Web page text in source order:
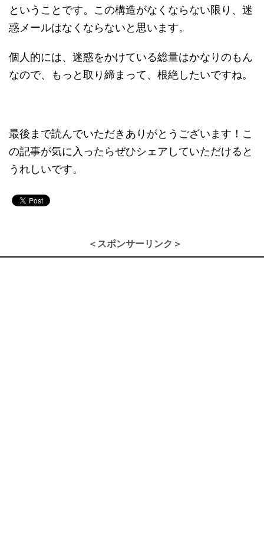
ということです。この構造がなくならない限り、迷
惑メールはなくならないと思います。
個人的には、迷惑をかけている総量はかなりのもん
なので、もっと取り締まって、根絶したいですね。
最後まで読んでいただきありがとうございます！こ
の記事が気に入ったらぜひシェアしていただけると
うれしいです。
＜スポンサーリンク＞